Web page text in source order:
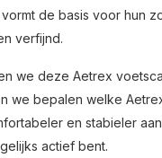
de basis voor hun
verfijnd.
we deze Aetrex
we bepalen welke
en stabieler
actief bent.